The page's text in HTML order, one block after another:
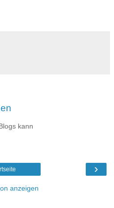
kann
›
anzeigen